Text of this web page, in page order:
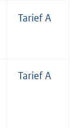
Tarief A
Tarief A